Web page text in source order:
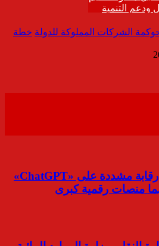
الشركات المملوكة للدولة خطة
الاتحاد الأوروبي يفرض رقابة مشددة على «ChatGPT»